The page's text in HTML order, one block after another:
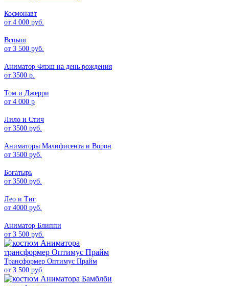
Космонавт
от 4 000 руб.
Вспыш
от 3 500 руб.
Аниматор Флэш на день рождения
от 3500 р.
Том и Джерри
от 4 000 р
Лило и Стич
от 3500 руб.
Аниматоры Малифисента и Ворон
от 3500 руб.
Богатырь
от 3500 руб.
Лео и Тиг
от 4000 руб.
Аниматор Блиппи
от 3 500 руб.
Трансформер Оптимус Прайм
от 3 500 руб.